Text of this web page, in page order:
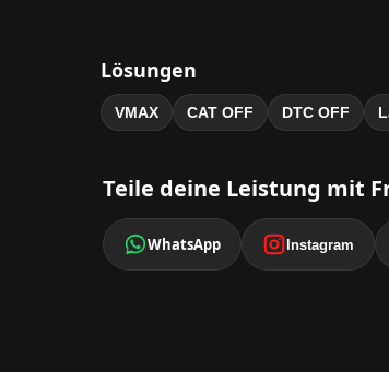
Lösungen
VMAX CAT OFF DTC OFF
Teile deine Leistung mit
WhatsApp Instagram